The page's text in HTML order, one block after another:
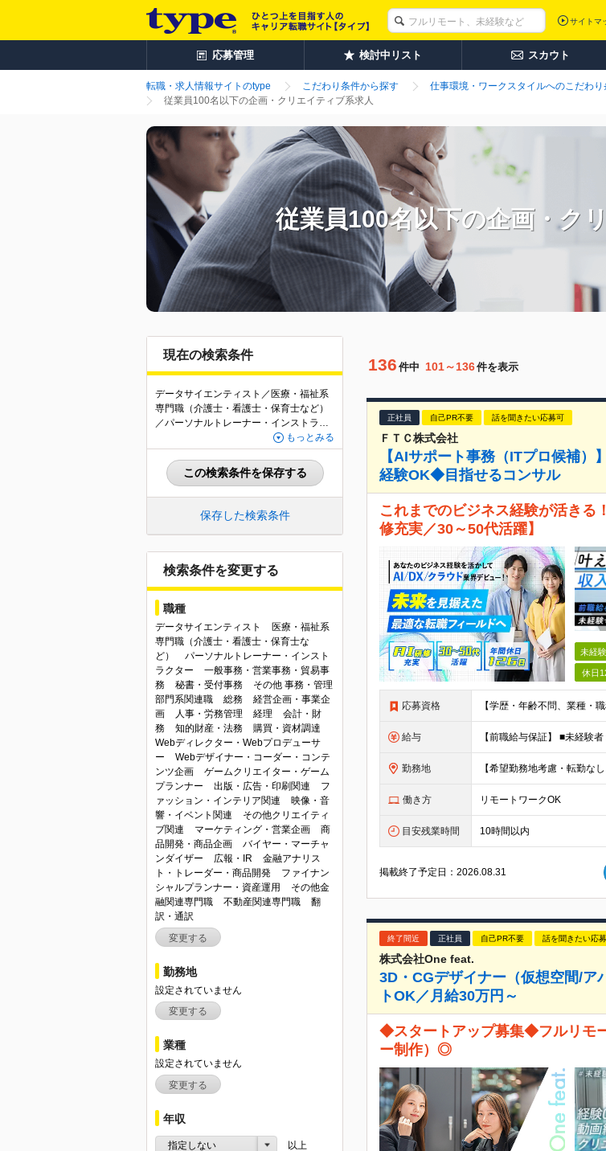
サイトマ
応募管理 検討中リスト スカウト
転職・求人情報サイトのtype こだわり条件から探す 仕事環境・ワークスタイルへのこだわり
従業員100名以下の企画・クリエイティブ系求人
従業員100名以下の企画・ク
現在の検索条件
データサイエンティスト／医療・福祉系
専門職（介護士・看護士・保育士など）
／パーソナルトレーナー・インストラク
ター／一般事務・営業事務・貿易事務／
秘書・受付事務／その他 事務・管理部門
系関連職／総務／経営企画・事業企画／
人事・労務管理／経理／会計・財務／知
的財産・法務／購買・資材調達／Webデ
ィレクター・Webプロデューサー／Web
デザイナー・コーダー・コンテンツ企画
／ゲームクリエイター・ゲームプランナ
ー／出版・広告・印刷関連／ファッショ
ン・インテリア関連／映像・音響・イベ
商品企画／バイヤー・マーチャンダイザ
ー／広報・IR／金融アナリスト・トレー
ダー・商品開発／ファイナンシャルプラ
ンナー・資産運用／その他金融関連専門
職／不動産関連専門職／翻訳・通訳／従
業員100名以下
もっとみる
この検索条件を保存する
保存した検索条件
検索条件を変更する
職種
データサイエンティスト
医療・福祉系
専門職（介護士・看護士・保育士な
ど）
パーソナルトレーナー・インスト
ラクター
一般事務・営業事務・貿易事
務
秘書・受付事務
その他 事務・管理
部門系関連職
総務
経営企画・事業企
画
人事・労務管理 経理
会計・財
務
知的財産・法務
購買・資材調達
Webディレクター・Webプロデューサ
ー
Webデザイナー・コーダー・コンテ
ンツ企画
ゲームクリエイター・ゲーム
プランナー
出版・広告・印刷関連
フ
ァッション・インテリア関連
映像・音
響・イベント関連
その他クリエイティ
ブ関連
マーケティング・営業企画
商
品開発・商品企画
バイヤー・マーチャ
ンダイザー
広報・IR
金融アナリス
ト・トレーダー・商品開発
ファイナン
シャルプランナー・資産運用
その他金
融関連専門職
不動産関連専門職
翻
訳・通訳
変更する
勤務地
設定されていません
変更する
業種
設定されていません
変更する
年収
指定しない 以上
136 件中 101～136件を表示
正社員 自己PR不要 話を聞きたい応募可
ＦＴＣ株式会社
【AIサポート事務（ITプロ候補
経験OK◆目指せるコンサル
これまでのビジネス経験が活きる
修充実／30～50代活躍】
未経
休日
応募資格
給与
勤務地
働き方 リモートワークOK
目安残業時間 10時間以内
掲載終了予定日：2026.08.31
終了間近 正社員 自己PR不要 話を聞きたい応
株式会社One feat.
3D・CGデザイナー（仮想空間/ア
トOK／月給30万円～
◆スタートアップ募集◆フルリモ
ー制作）◎